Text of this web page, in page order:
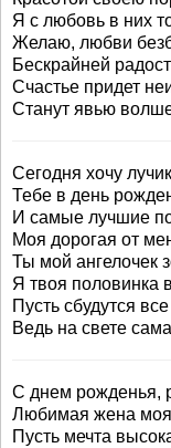
Я с любовь в них
Желаю, любви
Бескрайней
Счастье придет
Станут явью
Сегодня хочу
Тебе в день
И самые лучшие
Моя дорогая от
Ты мой ангелочек
Я твоя половинка
Пусть сбудутся
Ведь на свете
С днем рожденья,
Любимая жена
Пусть мечта